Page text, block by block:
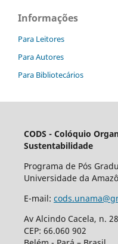
Informações
Para Leitores
Para Autores
Para Bibliotecários
CODS - Colóquio
Sustentabilidade
Programa de Pós
Universidade da
E-mail:
Av Alcindo Cacela, n.
CEP: 66.060 902